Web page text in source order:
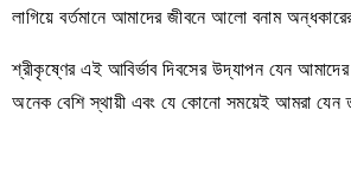
লাগিয়ে বর্তমানে আমাদের জীবনে আলো বনাম
শ্রীকৃষ্ণের এই আবির্ভাব দিবসের উদ্‌‌‌যাপন যেন
অনেক বেশি স্থায়ী এবং যে কোনো সময়েই আমরা যেন